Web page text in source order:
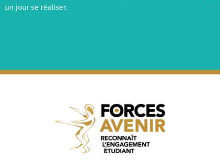
un jour se réaliser.